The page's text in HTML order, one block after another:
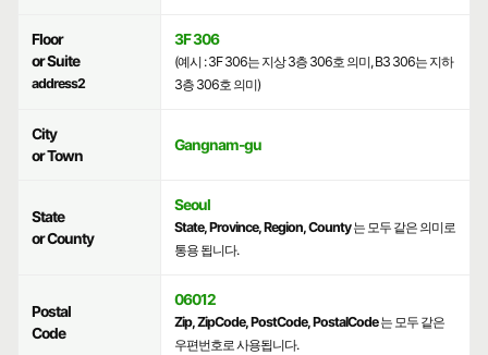
Floor
or Suite
address2
3F 306
(예시 : 3F 306는 지상 3층 306호 의미, B3 306는 지하
3층 306호 의미)
City
or Town
Gangnam-gu
State
or County
Seoul
State, Province, Region, County는 모두 같은 의미로
통용 됩니다.
Postal
Code
06012
Zip, ZipCode, PostCode, PostalCode는 모두 같은
우편번호로 사용됩니다.